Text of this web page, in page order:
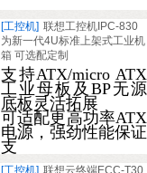
[工控机] 联想工控机IPC-830
为新一代4U标准上架式工业机
箱 可选配定制
支持ATX/micro ATX
工业母板及BP无源
底板灵活拓展
可适配更高功率ATX
电源，强劲性能保证
支
[工控机] 联想云终端ECC-T30